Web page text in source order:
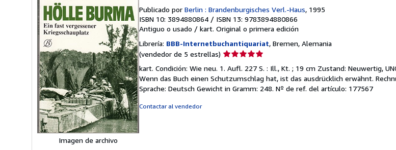
Imagen de archivo
Publicado por Berlin : Brandenburgisches Verl.-Haus, 1995
ISBN 10: 3894880864 / ISBN 13: 9783894880866
Antiguo o usado / kart. Original o primera edición
Librería: BBB-Internetbuchantiquariat, Bremen, Alemania
(vendedor de 5 estrellas) Calificación
vendedor:
5
de
kart. Condición: Wie neu. 1. Aufl. 227 S. : Ill., Kt. ; 19 cm Zustand: Neuwertig,
Wenn das Buch einen Schutzumschlag hat, ist das ausdrücklich erwähnt.
Sprache: Deutsch Gewicht in Gramm: 248. Nº de ref. del artículo: 177567
Contactar al vendedor